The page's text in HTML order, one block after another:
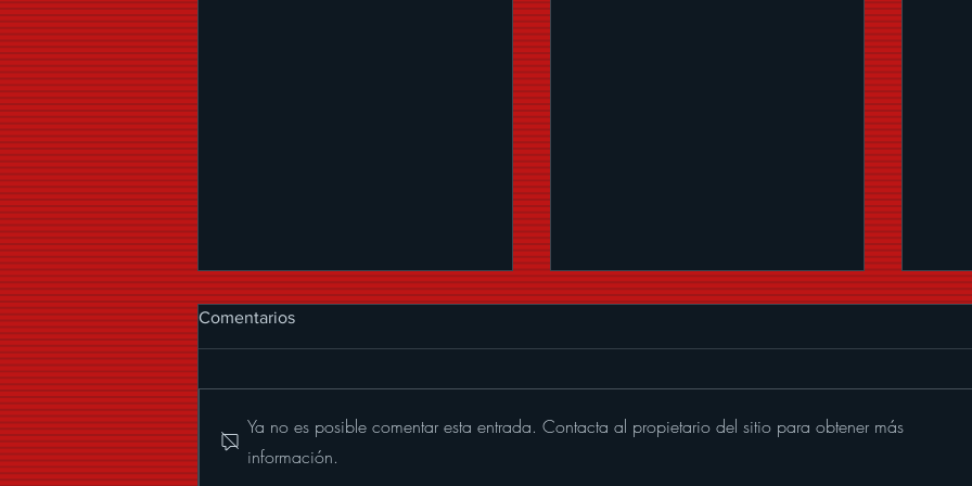
Comentarios
Ya no es posible comentar esta entrada. Contacta al propietario del sitio para obtener más
información.